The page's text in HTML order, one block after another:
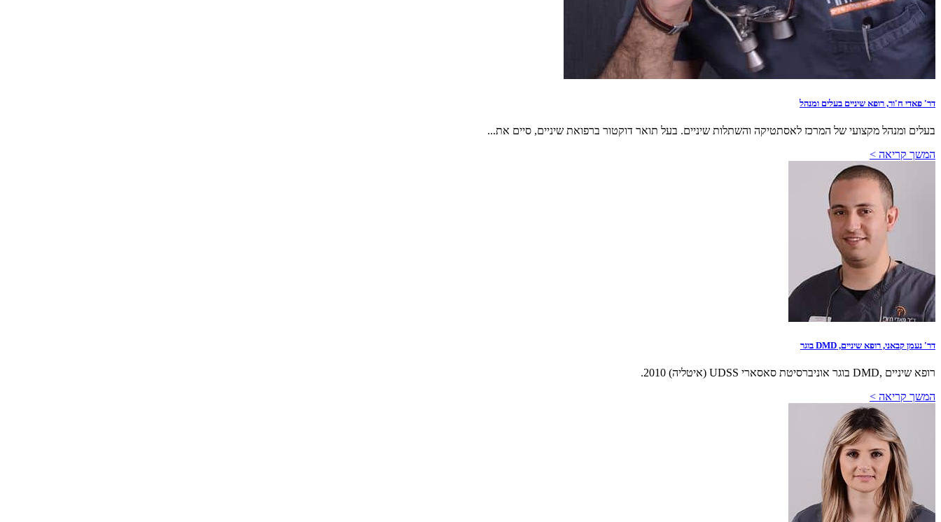
דר' פאדי ח'ור, רופא שיניים בעלים ומנהל
בעלים ומנהל מקצועי של המרכז לאסתטיקה והשתלות שיניים. בעל תואר דוקטור ברפואת שיניים, סיים את...
המשך קריאה >
דר' נעמן קבאני, רופא שיניים, DMD בוגר
רופא שיניים ,DMD בוגר אוניברסיטת סאסארי UDSS (איטליה) 2010.
המשך קריאה >